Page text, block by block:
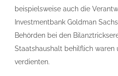
beispielsweise auch die
Investmentbank Goldman
Behörden bei den
Staatshaushalt behilflich waren
verdienten.